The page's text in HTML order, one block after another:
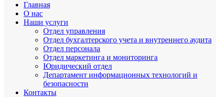
Главная
О нас
Наши услуги
Отдел управления
Отдел бухгалтерского учета и внутреннего аудита
Отдел персонала
Отдел маркетинга и мониторинга
Юридический отдел
Департамент информационных технологий и
безопасности
Контакты